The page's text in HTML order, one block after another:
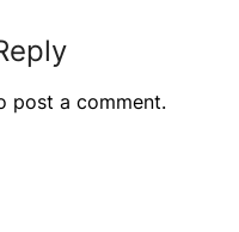
post a comment.